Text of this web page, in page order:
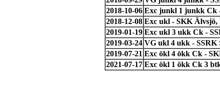
2018-10-06 Exc junkl 1 junkk Ck
2018-12-08 Exc ukl - SKK Älvsjö,
2019-01-19 Exc ukl 3 ukk Ck -
2019-03-24 VG ukl 4 ukk - SSRK
2019-07-21 Exc ökl 4 ökk Ck -
2021-07-17 Exc ökl 1 ökk Ck 3